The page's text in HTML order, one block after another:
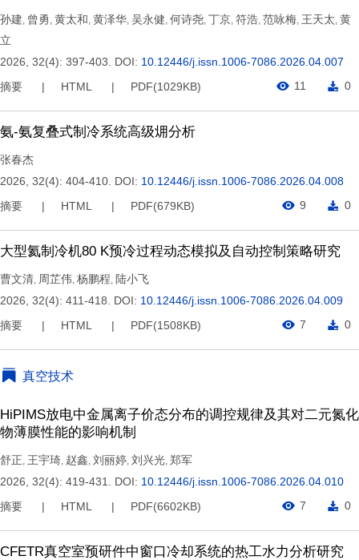
孙建, 曾勇, 黄太和, 黄泽华, 吴永健, 何诗尧, 丁京, 符浩, 范咏梅, 王天太, 黄
立
2026, 32(4): 397-403.
DOI: 10.12446/j.issn.1006-7086.2026.04.007
摘要
HTML PDF(1029KB) 11 0
氨-氨复叠式制冷系统高级㶲分析
张春杰
2026, 32(4): 404-410. DOI: 10.12446/j.issn.1006-7086.2026.04.008
摘要
HTML PDF(679KB) 9 0
大型氦制冷机80 K预冷过程动态模拟及自动控制策略研究
曹文清, 周芷伟, 杨鹏程, 陆小飞
2026, 32(4): 411-418.
DOI: 10.12446/j.issn.1006-7086.2026.04.009
摘要
HTML PDF(1508KB) 7 0
真空技术
HiPIMS放电中金属离子价态分布的调控规律及其对二元氮化
物薄膜性能的影响机制
舒正, 王宇琦, 赵鑫, 刘丽婷, 刘兴光, 郑军
2026, 32(4): 419-431.
DOI: 10.12446/j.issn.1006-7086.2026.04.010
摘要
HTML PDF(6602KB) 7 0
CFETR真空室预研件中窗口冷却系统的热工水力分析研究